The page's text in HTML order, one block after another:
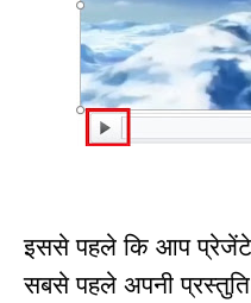
इससे पहले कि आप
सबसे पहले अपनी